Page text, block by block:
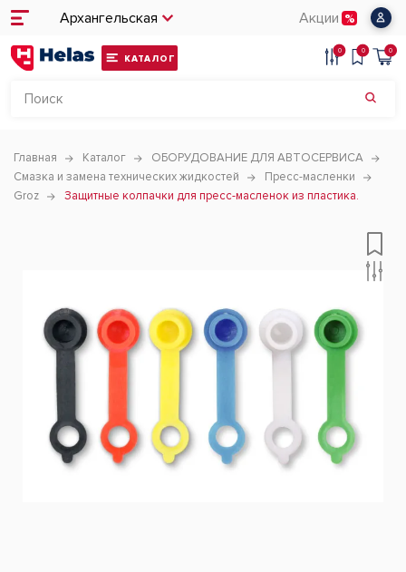
Архангельская Акции
КАТАЛОГ
0 0 0
Главная Каталог
ОБОРУДОВАНИЕ ДЛЯ АВТОСЕРВИСА
Смазка и замена технических жидкостей
Пресс-масленки
Groz
Защитные колпачки для пресс-масленок из пластика.